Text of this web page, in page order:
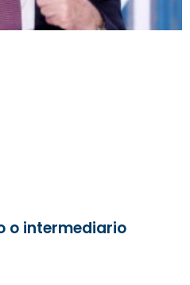
o intermediario